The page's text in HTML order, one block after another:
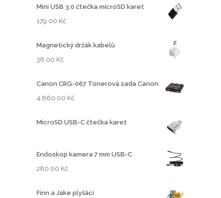
0
0
č
1
Mini USB 3.0 čtečka microSD karet
179.00 Kč
Magnetický držák kabelů
36.00 Kč
Canon CRG-067 Tonerová sada Canon
4,660.00 Kč
MicroSD USB-C čtečka karet
Endoskop kamera 7 mm USB-C
280.00 Kč
Finn a Jake plyšáci